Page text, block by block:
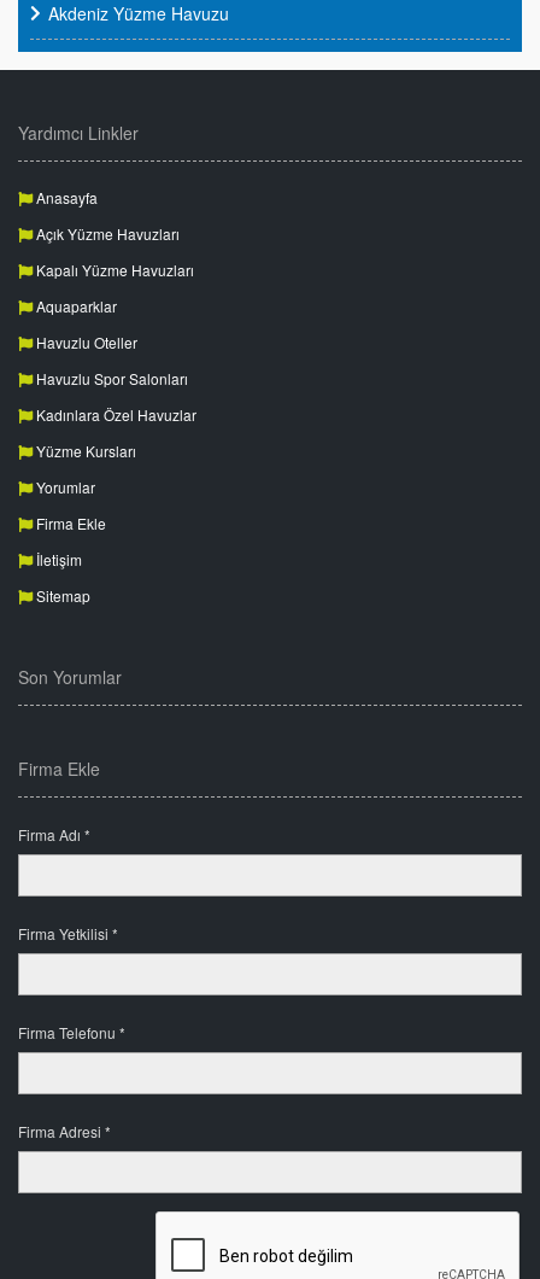
Akdeniz Yüzme Havuzu
Yardımcı Linkler
Anasayfa
Açık Yüzme Havuzları
Kapalı Yüzme Havuzları
Aquaparklar
Havuzlu Oteller
Havuzlu Spor Salonları
Kadınlara Özel Havuzlar
Yüzme Kursları
Yorumlar
Firma Ekle
İletişim
Sitemap
Son Yorumlar
Firma Ekle
Firma Adı *
Firma Yetkilisi *
Firma Telefonu *
Firma Adresi *